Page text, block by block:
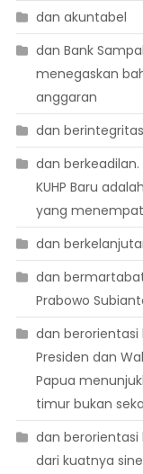
dan akuntabel
dan Bank
menegaskan
anggaran
dan berintegritas
dan
KUHP Baru
yang
dan
dan
Prabowo
dan berorientasi
Presiden dan
Papua
timur bukan
dan berorientasi
dari kuatnya